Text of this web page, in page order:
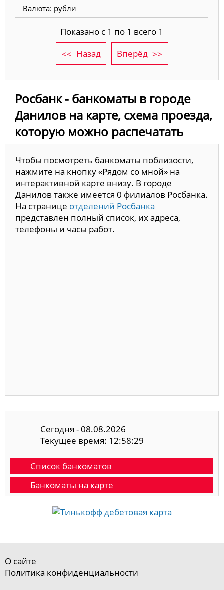
Валюта: рубли
Показано с 1 по 1 всего 1
Назад
Вперёд
Росбанк - банкоматы в городе
Данилов на карте, схема проезда,
которую можно распечатать
Чтобы посмотреть банкоматы поблизости,
нажмите на кнопку «Рядом со мной» на
интерактивной карте внизу. В городе
Данилов также имеется 0 филиалов Росбанка.
На странице отделений Росбанка
представлен полный список, их адреса,
телефоны и часы работ.
Сегодня - 08.08.2026
Текущее время: 12:58:29
Список банкоматов
Банкоматы на карте
О сайте
Политика конфиденциальности